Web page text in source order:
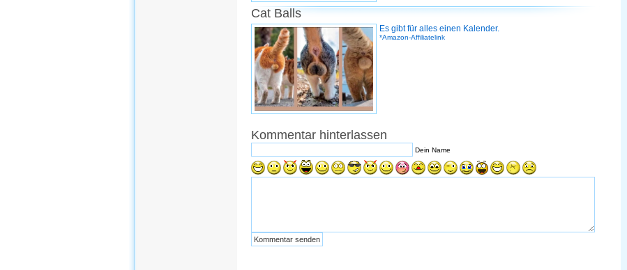
Cat Balls
Es gibt für alles einen Kalender.
*Amazon-Affiliatelink
Kommentar hinterlassen
Dein Name